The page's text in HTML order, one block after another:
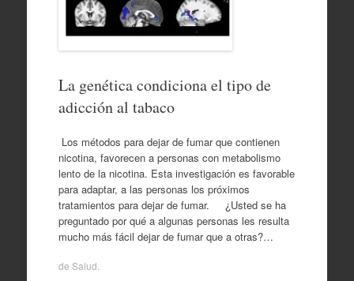
La genética condiciona el tipo de
adicción al tabaco
Los métodos para dejar de fumar que contienen
nicotina, favorecen a personas con metabolismo
lento de la nicotina. Esta investigación es favorable
para adaptar, a las personas los próximos
tratamientos para dejar de fumar. ¿Usted se ha
preguntado por qué a algunas personas les resulta
mucho más fácil dejar de fumar que a otras?…
de Salud